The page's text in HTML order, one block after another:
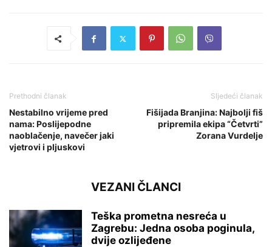
Prethodni članak
Nestabilno vrijeme pred
nama: Poslijepodne
naoblačenje, navečer jaki
vjetrovi i pljuskovi
Sljedeći članak
Fišijada Branjina: Najbolji fiš
pripremila ekipa “Četvrti”
Zorana Vurdelje
VEZANI ČLANCI
Teška prometna nesreća u
Zagrebu: Jedna osoba poginula,
dvije ozlijeđene